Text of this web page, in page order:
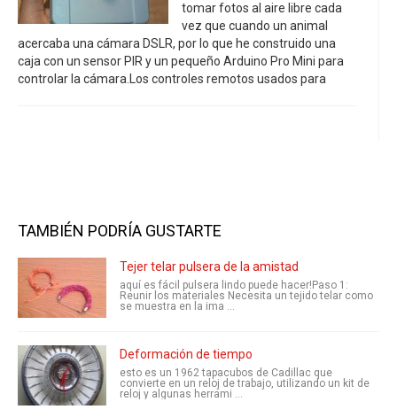
tomar fotos al aire libre cada
vez que cuando un animal
acercaba una cámara DSLR, por lo que he construido una
caja con un sensor PIR y un pequeño Arduino Pro Mini para
controlar la cámara.Los controles remotos usados para
TAMBIÉN PODRÍA GUSTARTE
Tejer telar pulsera de la amistad
aquí es fácil pulsera lindo puede hacer!Paso 1:
Reunir los materiales Necesita un tejido telar como
se muestra en la ima ...
Deformación de tiempo
esto es un 1962 tapacubos de Cadillac que
convierte en un reloj de trabajo, utilizando un kit de
reloj y algunas herrami ...